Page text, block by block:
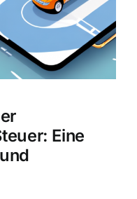
Eine